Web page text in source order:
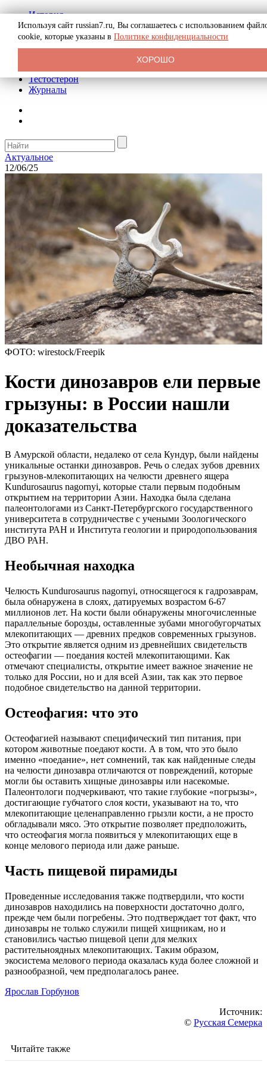
История
Биография
Криминал
Реклама на сайте
Тестостерон
Журналы
Актуальное
12/06/25
ФОТО: wirestock/Freepik
Кости динозавров ели первые
грызуны: в России нашли
доказательства
В Амурской области, недалеко от села Кундур, были найдены
уникальные останки динозавров. Речь о следах зубов древних
грызунов-млекопитающих на челюсти древнего ящера
Kundurosaurus nagornyi, которые стали первым подобным
открытием на территории Азии. Находка была сделана
палеонтологами из Санкт-Петербургского государственного
университета в сотрудничестве с учеными Зоологического
института РАН и Института геологии и природопользования
ДВО РАН.
Необычная находка
Челюсть Kundurosaurus nagornyi, относящегося к гадрозаврам,
была обнаружена в слоях, датируемых возрастом 6-67
миллионов лет. На кости были обнаружены многочисленные
параллельные борозды, оставленные зубами многобугорчатых
млекопитающих — древних предков современных грызунов.
Это открытие является одним из древнейших свидетельств
остеофагии — поедания костей млекопитающими. Как
отмечают специалисты, открытие имеет важное значение не
только для России, но и для всей Азии, так как это первое
подобное свидетельство на данной территории.
Остеофагия: что это
Остеофагией называют специфический тип питания, при
котором животные поедают кости. А в том, что это было
именно «поедание», нет сомнений, так как найденные следы
на челюсти динозавра отличаются от повреждений, которые
могли бы оставить хищные динозавры или насекомые.
Палеонтологи подчеркивают, что такие глубокие «погрызы»,
достигающие губчатого слоя кости, указывают на то, что
млекопитающие целенаправленно грызли кости, а не просто
обгладывали мясо. Это открытие позволяет предположить,
что остеофагия могла появиться у млекопитающих еще в
конце мелового периода или даже раньше.
Часть пищевой пирамиды
Проведенные исследования также подтвердили, что кости
динозавров находились на поверхности достаточно долго,
прежде чем были погребены. Это подтверждает тот факт, что
динозавры не только служили пищей хищникам, но и
становились частью пищевой цепи для мелких
растительноядных млекопитающих. Таким образом,
экосистема мелового периода оказалась куда более сложной и
разнообразной, чем предполагалось ранее.
Ярослав Горбунов
Источник:
© Русская Семерка
Читайте также
Используя сайт russian7.ru, Вы соглашаетесь с использованием
cookie, которые указаны в Политике конфиденциальности
ХОРОШО